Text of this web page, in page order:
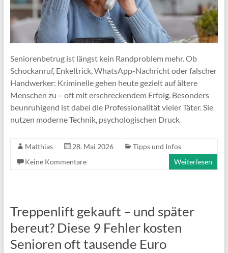
Seniorenbetrug ist längst kein Randproblem mehr. Ob
Schockanruf, Enkeltrick, WhatsApp-Nachricht oder falscher
Handwerker: Kriminelle gehen heute gezielt auf ältere
Menschen zu – oft mit erschreckendem Erfolg. Besonders
beunruhigend ist dabei die Professionalität vieler Täter. Sie
nutzen moderne Technik, psychologischen Druck
Matthias 28. Mai 2026
Tipps und Infos
Keine Kommentare
Weiterlesen
Treppenlift gekauft – und später
bereut? Diese 9 Fehler kosten
Senioren oft tausende Euro